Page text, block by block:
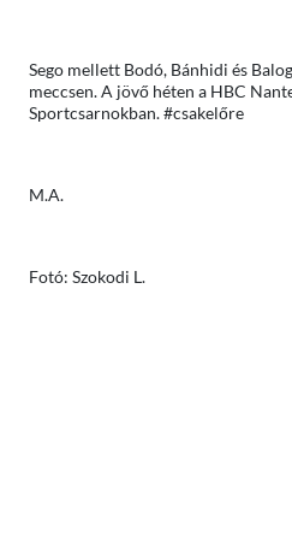
Sego mellett Bodó, Bánhidi és
meccsen. A jövő héten a HBC
Sportcsarnokban. #csakelőre
M.A.
Fotó: Szokodi L.